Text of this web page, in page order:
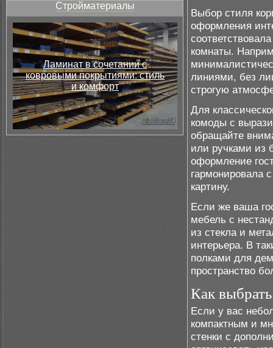
Стройматериалы
Ламинат в сочетании с
ковровыми покрытиями: стиль
и комфорт
Выбор стиля
оформления
комнаты.
линиями, без
строгую
Для
комоды с
обращайте
или ручками из
оформление
гармонировала
картину.
Если же ваша
мебель с
из стекла и
интерьера. В
полками для
пространство
Как
Если у вас
компактным и
стенки с